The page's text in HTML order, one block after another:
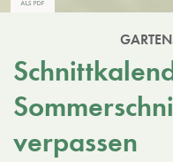
verpassen